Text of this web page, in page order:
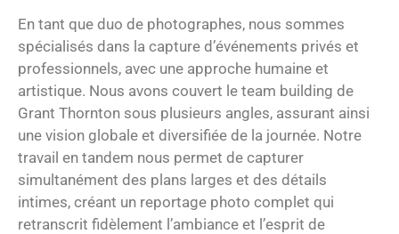
En tant que duo de photographes, nous sommes
spécialisés dans la capture d’événements privés et
professionnels, avec une approche humaine et
artistique. Nous avons couvert le team building de
Grant Thornton sous plusieurs angles, assurant ainsi
une vision globale et diversifiée de la journée. Notre
travail en tandem nous permet de capturer
simultanément des plans larges et des détails
intimes, créant un reportage photo complet qui
retranscrit fidèlement l’ambiance et l’esprit de